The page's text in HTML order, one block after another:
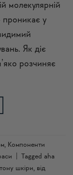
молекулярній
проникає у
Як діє
розчиняє
, Компоненти
Tagged aha
шкіри, від